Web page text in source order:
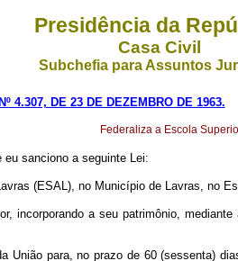
Presidência da
Casa Civil
Subchefia para Assuntos
4.307, DE 23 DE DEZEMBRO DE 1963.
Federaliza a Escola
sanciono a seguinte Lei:
(ESAL), no Município de Lavras, no
incorporando a seu patrimônio,
para, no prazo de 60 (sessenta)